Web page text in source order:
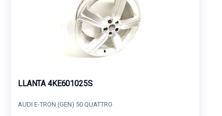
LLANTA 4KE601025S
AUDI E-TRON (GEN) 50 QUATTRO